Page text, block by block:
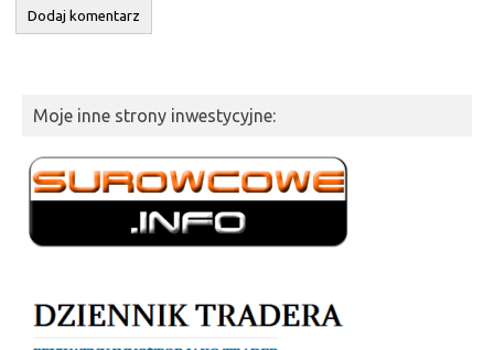
Moje inne strony inwestycyjne: